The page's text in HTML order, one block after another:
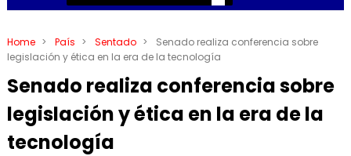
Home > País > Sentado >
Senado realiza conferencia sobre
legislación y ética en la era de la tecnología
Senado realiza conferencia sobre
legislación y ética en la era de la
tecnología